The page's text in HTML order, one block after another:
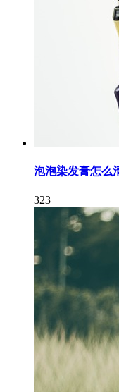
泡泡染发膏怎么
323